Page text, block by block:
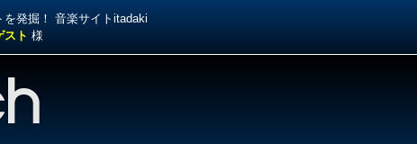
を発掘！ 音楽サイトitadaki
スト 様